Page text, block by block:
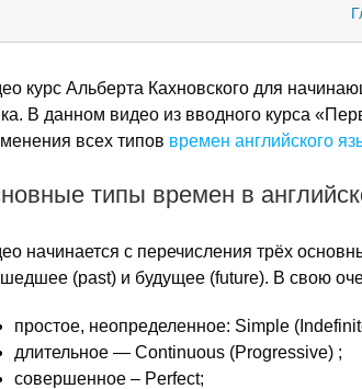
курс Альберта Кахновского для
В данном видео из вводного курса
всех типов времен английского
типы времен в
начинается с перечисления трёх
(past) и будущее (future). В свою
простое, неопределенное: Simple
длительное — Continuous (Progressive) ;
совершенное – Perfect;